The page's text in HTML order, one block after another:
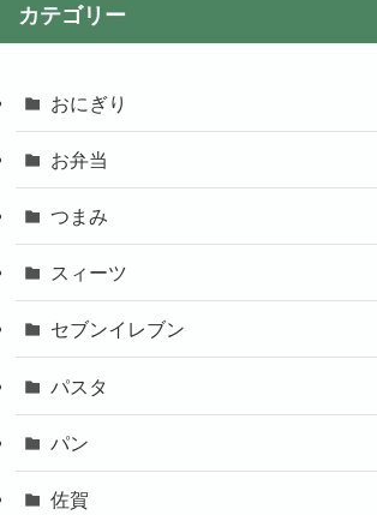
カテゴリー
おにぎり
お弁当
つまみ
スィーツ
セブンイレブン
パスタ
パン
佐賀